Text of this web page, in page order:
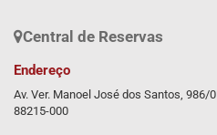
Central de Reservas
Endereço
Av. Ver. Manoel José dos Santos, 986/
88215-000